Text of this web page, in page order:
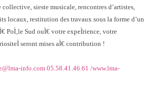
sieste musicale, rencontres d’artistes,
locaux, restitution des travaux sous la forme d’un
PoÌ‚le SudouÌ€ votre expeÌrience, votre
seront mises aÌ€ contribution !
info.com 05.58.41.46.61 /www.lma-